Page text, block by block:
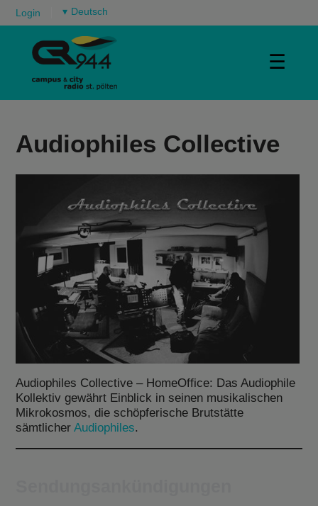
Login ▾
☰
Audiophiles Collective
Audiophiles Collective – HomeOffice: Das Audiophile
Kollektiv gewährt Einblick in seinen musikalischen
Mikrokosmos, die schöpferische Brutstätte
sämtlicherAudiophiles.